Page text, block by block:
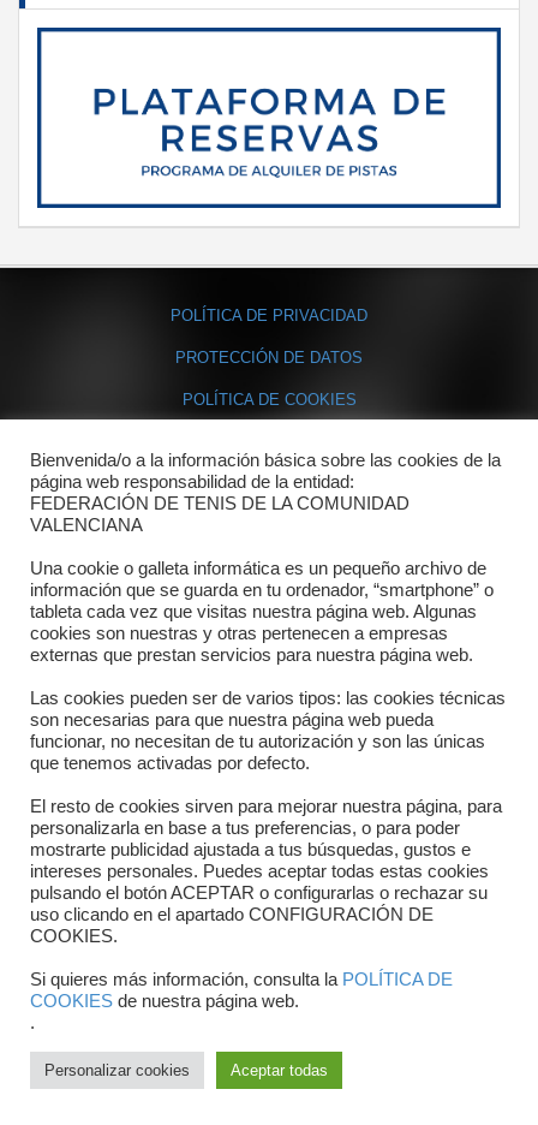
POLÍTICA DE PRIVACIDAD
PROTECCIÓN DE DATOS
POLÍTICA DE COOKIES
Contacto
Dónde estamos
Directorio departamentos
Horario
Formulario de contacto
Copyright © 2025 FTCV
Bienvenida/o a la información básica sobre las cookies de la
página web responsabilidad de la entidad:
FEDERACIÓN DE TENIS DE LA COMUNIDAD
VALENCIANA
Una cookie o galleta informática es un pequeño archivo de
información que se guarda en tu ordenador, “smartphone” o
tableta cada vez que visitas nuestra página web. Algunas
cookies son nuestras y otras pertenecen a empresas
externas que prestan servicios para nuestra página web.
Las cookies pueden ser de varios tipos: las cookies técnicas
son necesarias para que nuestra página web pueda
funcionar, no necesitan de tu autorización y son las únicas
que tenemos activadas por defecto.
El resto de cookies sirven para mejorar nuestra página, para
personalizarla en base a tus preferencias, o para poder
mostrarte publicidad ajustada a tus búsquedas, gustos e
intereses personales. Puedes aceptar todas estas cookies
pulsando el botón ACEPTAR o configurarlas o rechazar su
uso clicando en el apartado CONFIGURACIÓN DE
COOKIES.
Si quieres más información, consulta la POLÍTICA DE
COOKIES de nuestra página web.
.
Personalizar cookies Aceptar todas